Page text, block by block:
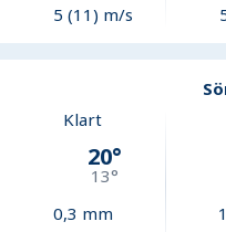
5 (11) m/s
Klart
20°
13°
0,3 mm